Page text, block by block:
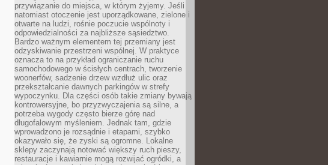
przywiązanie do miejsca, w którym żyjemy. Jeśli
natomiast otoczenie jest uporządkowane, zielone i
otwarte na ludzi, rośnie poczucie wspólnoty i
odpowiedzialności za najbliższe sąsiedztwo.
Bardzo ważnym elementem tej przemiany jest
odzyskiwanie przestrzeni wspólnej. W praktyce
oznacza to na przykład ograniczanie ruchu
samochodowego w ścisłych centrach, tworzenie
woonerfów, sadzenie drzew wzdłuż ulic oraz
przekształcanie dawnych parkingów w strefy
wypoczynku. Dla części osób takie zmiany bywają
kontrowersyjne, bo przyzwyczajenia są silne, a
potrzeba wygody często bierze górę nad
długofalowym myśleniem. Jednak tam, gdzie
wprowadzono je rozsądnie i etapami, szybko
okazywało się, że zyski są ogromne. Lokalne
sklepy zaczynają notować większy ruch pieszy,
restauracje i kawiarnie mogą rozwijać ogródki, a